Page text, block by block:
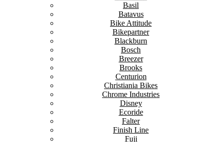
Basil
Batavus
Bike Attitude
Bikepartner
Blackburn
Bosch
Breezer
Brooks
Centurion
Christiania Bikes
Chrome Industries
Disney
Ecoride
Falter
Finish Line
Fuji